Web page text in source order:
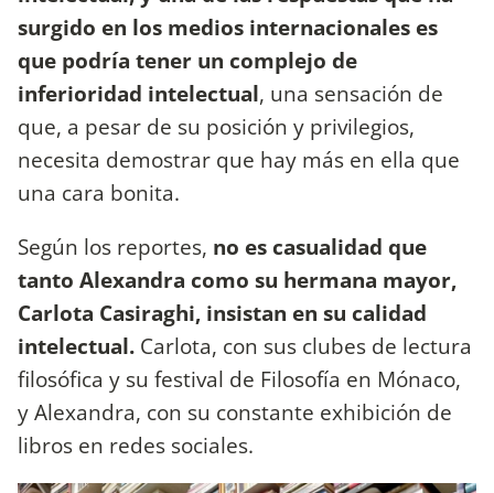
surgido en los medios internacionales es
que podría tener un complejo de
inferioridad intelectual, una sensación de
que, a pesar de su posición y privilegios,
necesita demostrar que hay más en ella que
una cara bonita.
Según los reportes, no es casualidad que
tanto Alexandra como su hermana mayor,
Carlota Casiraghi, insistan en su calidad
intelectual. Carlota, con sus clubes de lectura
filosófica y su festival de Filosofía en Mónaco,
y Alexandra, con su constante exhibición de
libros en redes sociales.